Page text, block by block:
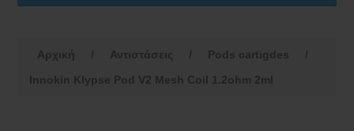
Αρχική / Αντιστάσεις / Pods cartigdes
/
Innokin Klypse Pod V2 Mesh Coil 1.2ohm 2ml